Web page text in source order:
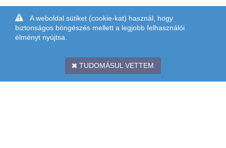
A weboldal sütiket (cookie-kat) használ, hogy
biztonságos böngészés mellett a legjobb felhasználói
élményt nyújtsa.
TUDOMÁSUL VETTEM